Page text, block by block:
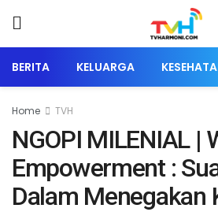
BERITA KELUARGA
Home TVH
NGOPI MILENIAL |
Empowerment :
Dalam Menegakan